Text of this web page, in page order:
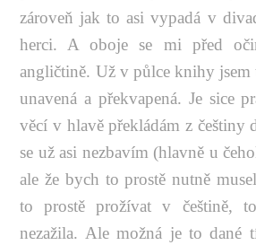
zároveň jak to asi vypadá v
herci. A oboje se mi před
angličtině. Už v půlce knihy jsem
unavená a překvapená. Je sice
věcí v hlavě překládám z češtiny
se už asi nezbavím (hlavně u
ale že bych to prostě nutně
to prostě prožívat v češtině,
nezažila. Ale možná je to dané